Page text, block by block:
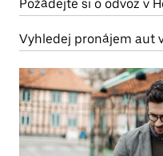
Požádejte si o odvoz v
Vyhledej pronájem aut